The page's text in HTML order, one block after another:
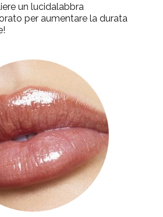
un lucidalabbra
per aumentare la durata